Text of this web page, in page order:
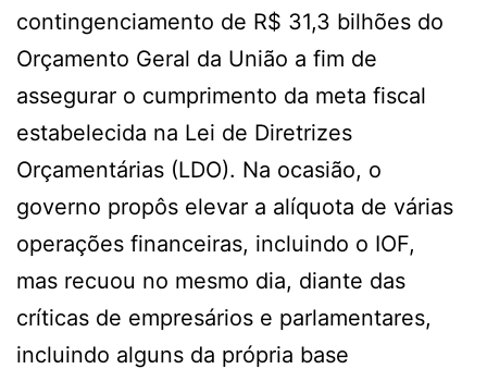
contingenciamento de R$ 31,3 bilhões do
Orçamento Geral da União a fim de
assegurar o cumprimento da meta fiscal
estabelecida na Lei de Diretrizes
Orçamentárias (LDO). Na ocasião, o
governo propôs elevar a alíquota de várias
operações financeiras, incluindo o IOF,
mas recuou no mesmo dia, diante das
críticas de empresários e parlamentares,
incluindo alguns da própria base